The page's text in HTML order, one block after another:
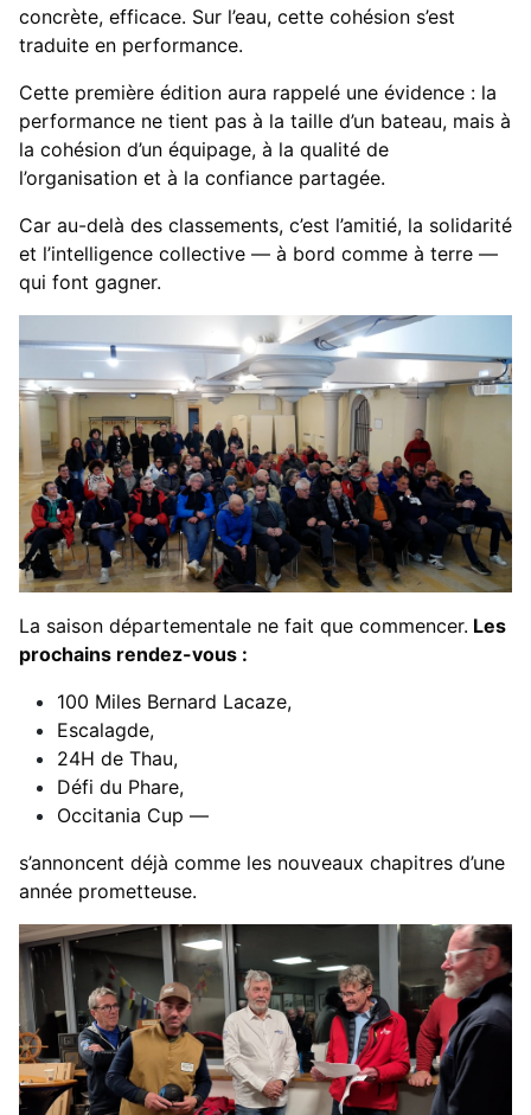
concrète, efficace. Sur l’eau, cette cohésion s’est
traduite en performance.
Cette première édition aura rappelé une évidence : la
performance ne tient pas à la taille d’un bateau, mais à
la cohésion d’un équipage, à la qualité de
l’organisation et à la confiance partagée.
Car au-delà des classements, c’est l’amitié, la solidarité
et l’intelligence collective — à bord comme à terre —
qui font gagner.
La saison départementale ne fait que commencer. Les
prochains rendez-vous :
100 Miles Bernard Lacaze,
Escalagde,
24H de Thau,
Défi du Phare,
Occitania Cup —
s’annoncent déjà comme les nouveaux chapitres d’une
année prometteuse.